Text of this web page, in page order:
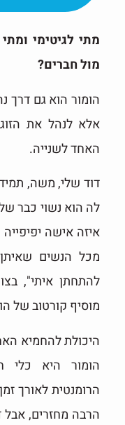
מתי לגיטימי
מול חברים?
הומור הוא גם דרך
אלא לנהל את
האחד לשנייה.
דוד שלי, משה,
לה הוא נשוי כבר
איזה אישה
מכל הנשים
להתחתן איתי",
מוסיף קורטוב של
היכולת להחמיא
הומור היא כלי
הרומנטית לאורך
הרבה מחזרים, אבל